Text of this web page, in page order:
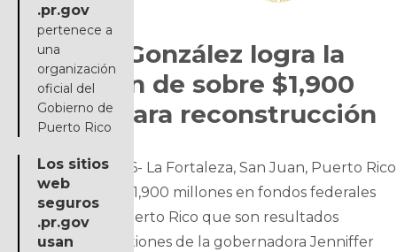
.pr.gov
pertenece a
una
organización
oficial del
Gobierno de
Puerto Rico
Los sitios
web
seguros
.pr.gov
usan
Jenniffer González logra la
aprobación de sobre $1,900
millones para reconstrucción
1 de marzo de 2026- La Fortaleza, San Juan, Puerto Rico
- Ya suman sobre $1,900 millones en fondos federales
aprobados para Puerto Rico que son resultados
directos de las gestiones de la gobernadora Jenniffer